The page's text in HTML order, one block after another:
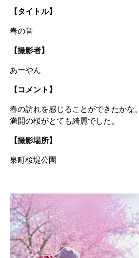
【タイトル】
春の音
【撮影者】
あーやん
【コメント】
春の訪れを感じることができたかな。
満開の桜がとても綺麗でした。
【撮影場所】
泉町桜堤公園